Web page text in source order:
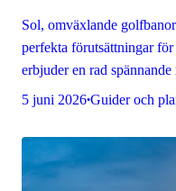
Sol, omväxlande
perfekta förutsättningar
erbjuder en rad
5 juni 2026•Guider och